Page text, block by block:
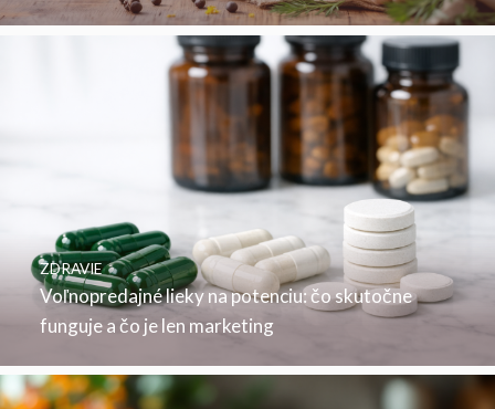
Voľnopredajné lieky na potenciu: čo skutočne
funguje a čo je len marketing
ZDRAVIE